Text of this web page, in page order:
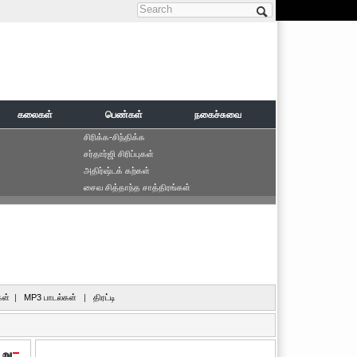
Search form
கலைகள் பெண்கள் நகைச்சுவை
சிரிக்க-சிந்திக்க
சர்தார்ஜி சிரிப்புகள்
அதிர்ஷ்டக் கற்கள்
சைவ சித்தாந்த சாத்திரங்கள்
| MP3 பாடல்கள் | திரட்டி